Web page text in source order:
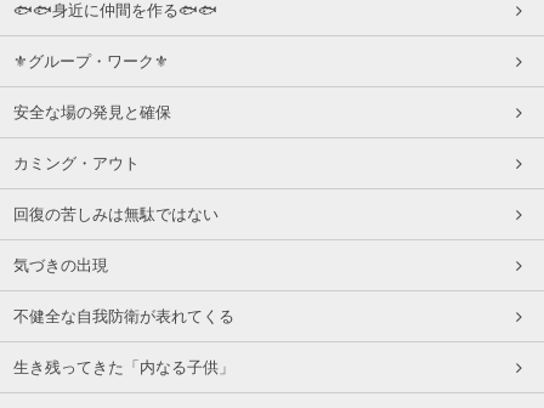
🐟🐟身近に仲間を作る🐟🐟
⚜グループ・ワーク⚜
安全な場の発見と確保
カミング・アウト
回復の苦しみは無駄ではない
気づきの出現
不健全な自我防衛が表れてくる
生き残ってきた「内なる子供」